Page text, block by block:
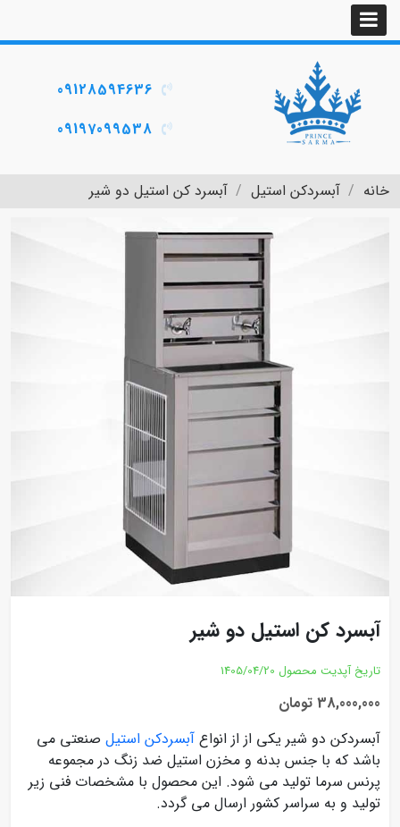
09128594636
09197099538
خانه آبسردکن استیل آبسرد کن استیل دو شیر
آبسرد کن استیل دو شیر
تاریخ آپدیت محصول 1405/04/20
38,000,000 تومان
آبسردکن دو شیر یکی از از انواع آبسردکن استیل صنعتی می
باشد که با جنس بدنه و مخزن استیل ضد زنگ در مجموعه
پرنس سرما تولید می شود. این محصول با مشخصات فنی زیر
تولید و به سراسر کشور ارسال می گردد.